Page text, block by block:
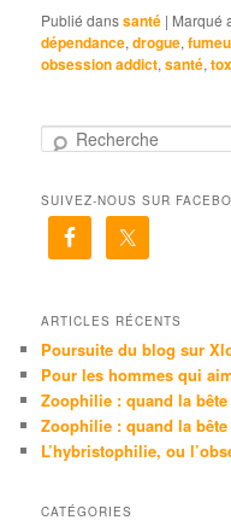
Publié danssanté | Marqué
dépendance,drogue,
obsession addict,santé,
h
e
SUIVEZ-NOUS SUR
ARTICLES RÉCENTS
Poursuite du blog sur
Pour les hommes qui
Zoophilie : quand la
Zoophilie : quand la
L’hybristophilie, ou
CATÉGORIES